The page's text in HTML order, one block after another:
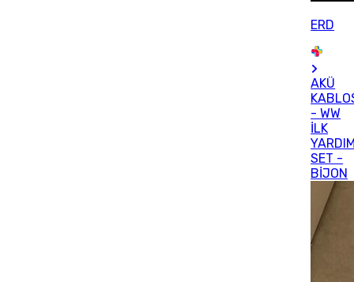
ERD
AKÜ
- WW
İLK
SET -
BİJON